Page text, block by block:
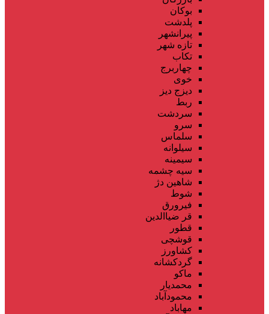
بوکان
پلدشت
پیرانشهر
تازه شهر
تکاب
چهاربرج
خوی
دیزج دیز
ربط
سردشت
سرو
سلماس
سیلوانه
سیمینه
سیه چشمه
شاهین دژ
شوط
فیرورق
قر ضیاالدین
قطور
قوشچی
کشاورز
گردکشانه
ماکو
محمدیار
محمودآباد
مهاباد